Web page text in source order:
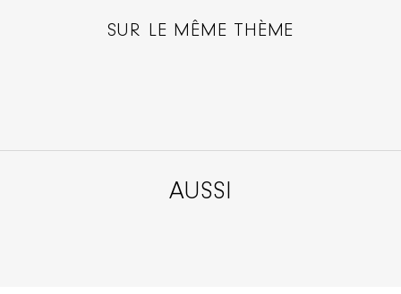
SUR LE MÊME THÈME
AUSSI